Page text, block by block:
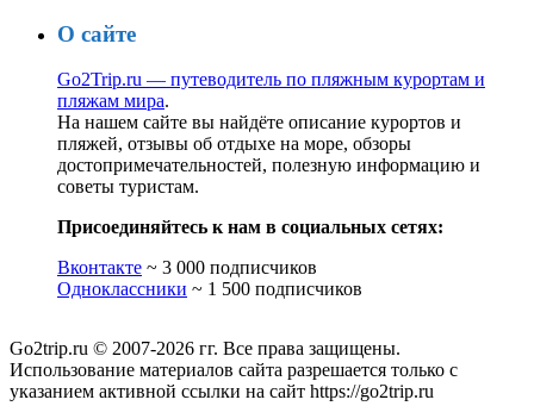
О сайте
Go2Trip.ru — путеводитель по пляжным курортам и
пляжам мира.
На нашем сайте вы найдёте описание курортов и
пляжей, отзывы об отдыхе на море, обзоры
достопримечательностей, полезную информацию и
советы туристам.
Присоединяйтесь к нам в социальных сетях:
Вконтакте ~ 3 000 подписчиков
Одноклассники ~ 1 500 подписчиков
Go2trip.ru © 2007-2026 гг. Все права защищены.
Использование материалов сайта разрешается только с
указанием активной ссылки на сайт https://go2trip.ru